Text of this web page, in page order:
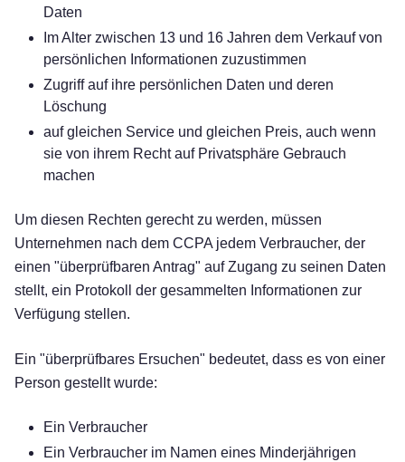
Daten
Im Alter zwischen 13 und 16 Jahren dem Verkauf von
persönlichen Informationen zuzustimmen
Zugriff auf ihre persönlichen Daten und deren
Löschung
auf gleichen Service und gleichen Preis, auch wenn
sie von ihrem Recht auf Privatsphäre Gebrauch
machen
Um diesen Rechten gerecht zu werden, müssen
Unternehmen nach dem CCPA jedem Verbraucher, der
einen "überprüfbaren Antrag" auf Zugang zu seinen Daten
stellt, ein Protokoll der gesammelten Informationen zur
Verfügung stellen.
Ein "überprüfbares Ersuchen" bedeutet, dass es von einer
Person gestellt wurde:
Ein Verbraucher
Ein Verbraucher im Namen eines Minderjährigen